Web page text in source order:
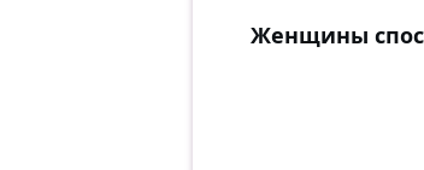
Женщины